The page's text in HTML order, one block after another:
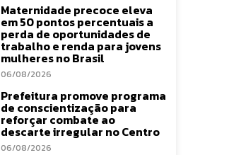
Maternidade precoce eleva
em 50 pontos percentuais a
perda de oportunidades de
trabalho e renda para jovens
mulheres no Brasil
06/08/2026
Prefeitura promove programa
de conscientização para
reforçar combate ao
descarte irregular no Centro
06/08/2026